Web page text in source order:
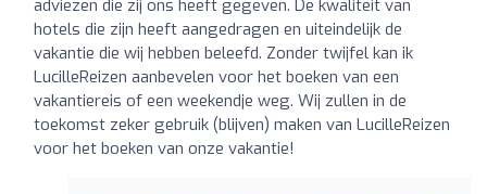
adviezen die zij ons heeft gegeven. De kwaliteit van
hotels die zijn heeft aangedragen en uiteindelijk de
vakantie die wij hebben beleefd. Zonder twijfel kan ik
LucilleReizen aanbevelen voor het boeken van een
vakantiereis of een weekendje weg. Wij zullen in de
toekomst zeker gebruik (blijven) maken van LucilleReizen
voor het boeken van onze vakantie!